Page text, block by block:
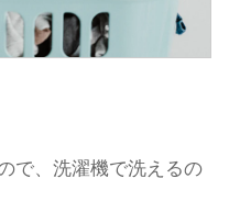
で、洗濯機で洗えるの